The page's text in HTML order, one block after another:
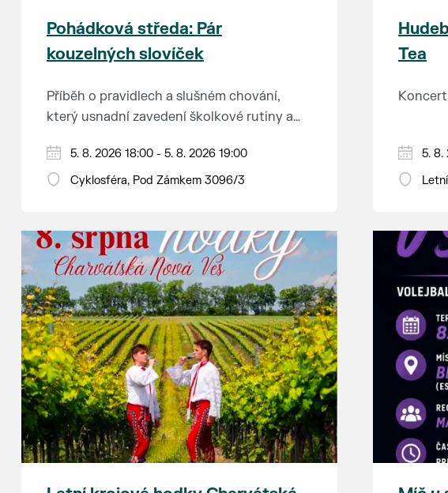
Pohádková středa: Pár
kouzelných slovíček
Příběh o pravidlech a slušném chování,
který usnadní zavedení školkové rutiny a
Hraje se jen za příznivého počasí.
Vstupné dobrovolné.
5. 8. 2026 18:00 - 5. 8. 2026 19:00
Cyklosféra, Pod Zámkem 3096/3
Tea
5. 8.